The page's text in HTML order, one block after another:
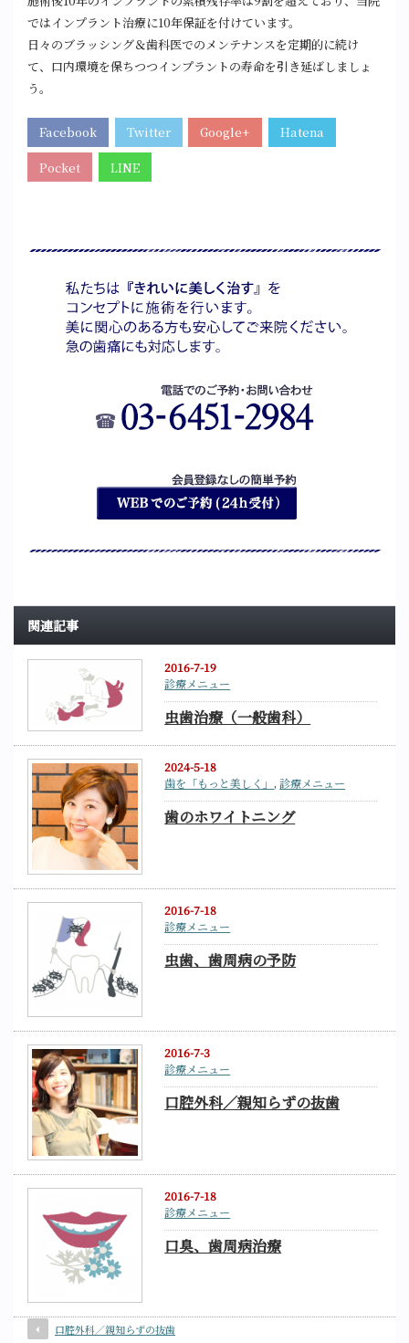
ではインプラント治療に10年保証を付けています。
日々のブラッシング＆歯科医でのメンテナンスを定期的に続け
て、口内環境を保ちつつインプラントの寿命を引き延ばしましょ
う。
Facebook Twitter Google+ Hatena
Pocket LINE
関連記事
2016-7-19
診療メニュー
虫歯治療（一般歯科）
2024-5-18
歯を「もっと美しく」 ,診療メニュー
歯のホワイトニング
2016-7-18
診療メニュー
虫歯、歯周病の予防
2016-7-3
診療メニュー
口腔外科／親知らずの抜歯
2016-7-18
診療メニュー
口臭、歯周病治療
口腔外科／親知らずの抜歯